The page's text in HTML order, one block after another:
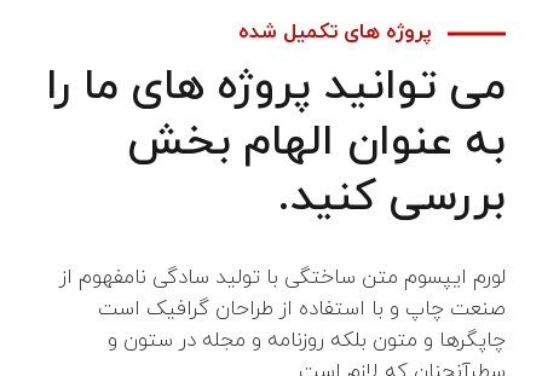
پروژه های تکمیل شده
می توانید پروژه های ما را
به عنوان الهام بخش
بررسی کنید.
لورم ایپسوم متن ساختگی با تولید سادگی نامفهوم از
صنعت چاپ و با استفاده از طراحان گرافیک است
چاپگرها و متون بلکه روزنامه و مجله در ستون و